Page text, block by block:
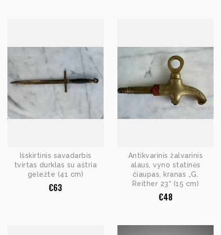
Išskirtinis savadarbis
tvirtas durklas su aštria
geležte (41 cm)
€63
Antikvarinis žalvarinis
alaus, vyno statinės
čiaupas, kranas „G.
Reither 23“ (15 cm)
€48